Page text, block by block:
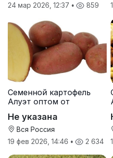
24 мар 2026, 12:37 • 859
Семенной картофель
Алуэт оптом от
Не указана
Вся Россия
19 фев 2026, 14:46 • 2 634